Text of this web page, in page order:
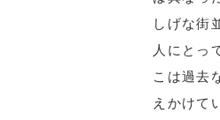
しげな街
人にとっ
こは過去
えかけて